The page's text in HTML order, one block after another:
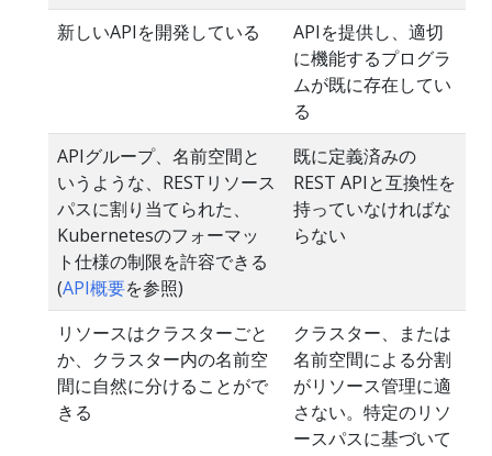
新しいAPIを開発している
APIを提供し、適切
に機能するプログラ
ムが既に存在してい
る
APIグループ、名前空間と
いうような、RESTリソース
パスに割り当てられた、
Kubernetesのフォーマッ
ト仕様の制限を許容できる
(API概要を参照)
既に定義済みの
REST APIと互換性を
持っていなければな
らない
リソースはクラスターごと
か、クラスター内の名前空
間に自然に分けることがで
きる
クラスター、または
名前空間による分割
がリソース管理に適
さない。特定のリソ
ースパスに基づいて